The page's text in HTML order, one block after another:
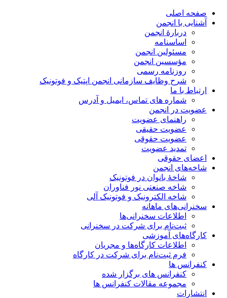
صفحه اصلی
آشنایی با انجمن
دربارۀ انجمن
اساسنامه
مسئولین انجمن
مؤسسین انجمن
روزنامه رسمی
شرح وظایف سازمانی انجمن اپتیک و فوتونیک
ارتباط با ما
شماره های تماس، ایمیل و آدرس
عضویت در انجمن
راهنمای عضویت
عضویت حقیقی
عضویت حقوقی
تمدید عضویت
اعضای حقوقی
شاخه‌های انجمن
شاخۀ بانوان در فوتونیک
شاخه صنعتی نور فناوران
شاخه‌ الکترونیک و فوتونیک آلی
سخنرانی‌های ماهانه
اطلاعات سخنرانی‌‌ها
ثبت‌نام برای شرکت در سخنرانی
کارگاه‌های آموزشی
اطلاعات کارگاه‌ها و مجریان
فرم ثبت‌نام برای شرکت در کارگاه
کنفرانس ها
کنفرانس های برگزار شده
مجموعه مقالات کنفرانس ها
انتشارات